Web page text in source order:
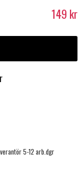
149 kr
5-12 arb.dgr